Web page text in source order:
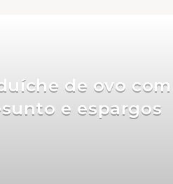
de ovo com
e espargos